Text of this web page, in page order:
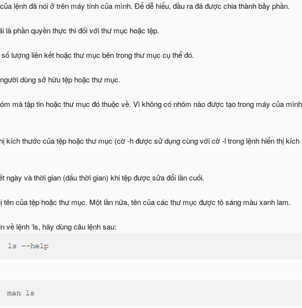
lệnh đã nói ở trên máy tính của mình. Để dễ hiểu, đầu ra đã được chia thành bảy phần.
là phần quyền thực thi đối với thư mục hoặc tệp.
lượng liên kết hoặc thư mục bên trong thư mục cụ thể đó.
dùng sở hữu tệp hoặc thư mục.
mà tập tin hoặc thư mục đó thuộc về. Vì không có nhóm nào được tạo trong máy của
kích thước của tệp hoặc thư mục (cờ -h được sử dụng cùng với cờ -l trong lệnh hiển thị
ngày và thời gian (dấu thời gian) khi tệp được sửa đổi lần cuối.
tên của tệp hoặc thư mục. Một lần nữa, tên của các thư mục được tô sáng màu xanh lam.
về lệnh ‘ls, hãy dùng câu lệnh sau: